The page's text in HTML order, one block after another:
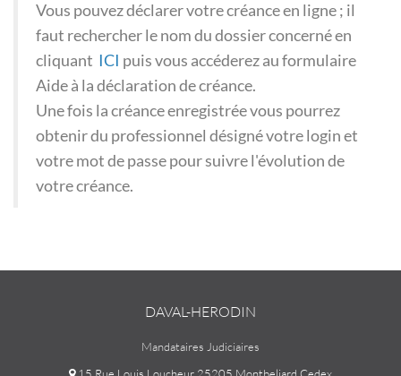
Vous pouvez déclarer votre créance en ligne ; il
faut rechercher le nom du dossier concerné en
cliquant ICI puis vous accéderez au formulaire
Aide à la déclaration de créance.
Une fois la créance enregistrée vous pourrez
obtenir du professionnel désigné votre login et
votre mot de passe pour suivre l'évolution de
votre créance.
DAVAL-HERODIN
Mandataires Judiciaires